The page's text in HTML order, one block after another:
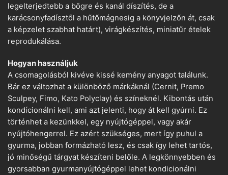
legelterjedtebb a bögre és kanál díszítés, de a
karácsonyfadísztől a hűtőmágnesig a könyvjelzőn át, csak
a képzelet szabhat határt), virágkészítés, miniatűr ételek
reprodukálása.
Hogyan használjuk
A csomagolásból kivéve kissé kemény anyagot találunk.
Bár ez változhat a különböző márkáknál (Cernit, Premo
Sculpey, Fimo, Kato Polyclay) és színeknél. Kibontás után
kondícionálni kell, ami azt jelenti, hogy át kell gyúrni. Ez
történhet a kezünkkel, egy nyújtógéppel, vagy akár
nyújtóhengerrel. Ez azért szükséges, mert így puhul a
gyurma, jobban formázható lesz, és csak így lehet tartós,
jó minőségű tárgyat készíteni belőle. A legkönnyebben és
gyorsabban gyurmanyújtógéppel lehet kondicionálni